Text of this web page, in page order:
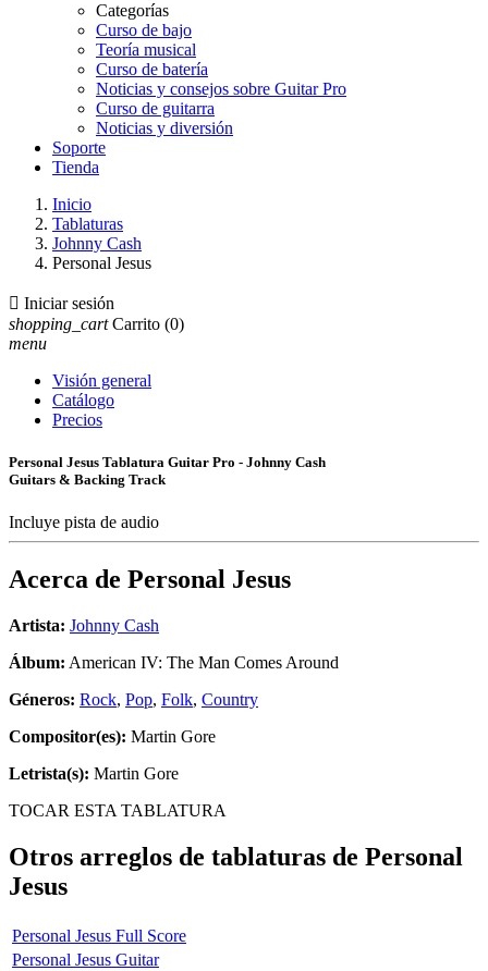
Categorías
Curso de bajo
Teoría musical
Curso de batería
Noticias y consejos sobre Guitar Pro
Curso de guitarra
Noticias y diversión
Soporte
Tienda
Inicio
Tablaturas
Johnny Cash
Personal Jesus
 Iniciar sesión
shopping_cart Carrito (0)
menu
Visión general
Catálogo
Precios
Personal Jesus Tablatura Guitar Pro - Johnny Cash
Guitars & Backing Track
Incluye pista de audio
Acerca de Personal Jesus
Artista: Johnny Cash
Álbum: American IV: The Man Comes Around
Géneros: Rock, Pop, Folk, Country
Compositor(es): Martin Gore
Letrista(s): Martin Gore
TOCAR ESTA TABLATURA
Otros arreglos de tablaturas de Personal
Jesus
Personal Jesus Full Score
Personal Jesus Guitar